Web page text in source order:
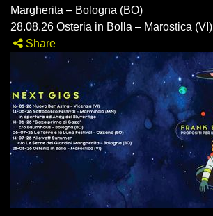
Margherita – Bologna (BO)
28.08.26 Osteria in Bolla – Marostica (VI)
Share